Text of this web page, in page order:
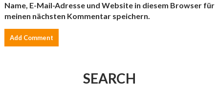
Name, E-Mail-Adresse und Website in diesem Browser für
meinen nächsten Kommentar speichern.
SEARCH